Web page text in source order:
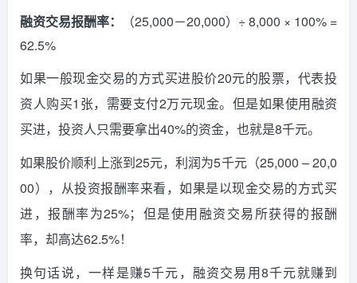
融资交易报酬率：
（25,000－20,000）÷ 8,000 × 100% =
62.5%
如果一般现金交易的方式买进股价20元的股票，代表投
资人购买1张，需要支付2万元现金。但是如果使用融资
买进，投资人只需要拿出40%的资金，也就是8千元。
如果股价顺利上涨到25元，利润为5千元（25,000 – 20,0
00），从投资报酬率来看，如果是以现金交易的方式买
进，报酬率为25%；但是使用融资交易所获得的报酬
率，却高达62.5%！
换句话说，一样是赚5千元，融资交易用8千元就赚到